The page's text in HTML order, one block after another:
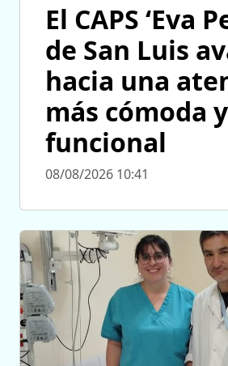
El CAPS ‘Eva
de San Luis
hacia una
más cómoda y
funcional
08/08/2026 10:41